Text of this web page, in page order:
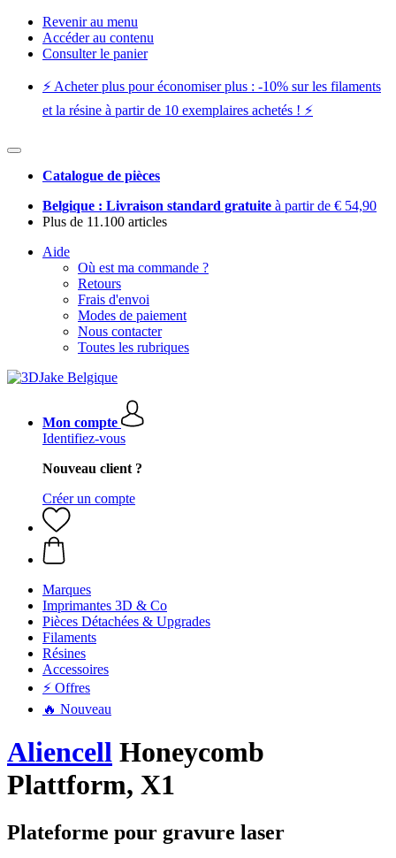
Revenir au menu
Accéder au contenu
Consulter le panier
⚡️ Acheter plus pour économiser plus : -10% sur les filaments
et la résine à partir de 10 exemplaires achetés ! ⚡️
Catalogue de pièces
Belgique : Livraison standard gratuite à partir de € 54,90
Plus de 11.100 articles
Aide
Où est ma commande ?
Retours
Frais d'envoi
Modes de paiement
Nous contacter
Toutes les rubriques
Mon compte
Identifiez-vous
Nouveau client ?
Créer un compte
Marques
Imprimantes 3D & Co
Pièces Détachées & Upgrades
Filaments
Résines
Accessoires
⚡ Offres
🔥 Nouveau
Aliencell Honeycomb
Plattform, X1
Plateforme pour gravure laser